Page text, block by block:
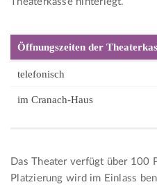
Öffnungszeiten der
telefonisch
im Cranach-Haus
Das Theater verfügt über 100
Platzierung wird im Einlass